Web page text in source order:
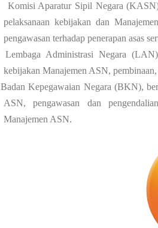
Komisi Aparatur Sipil Negara
pelaksanaan kebijakan dan
pengawasan terhadap penerapan asas
Lembaga Administrasi Negara
kebijakan Manajemen ASN,
Badan Kepegawaian Negara (BKN),
ASN, pengawasan dan
Manajemen ASN.